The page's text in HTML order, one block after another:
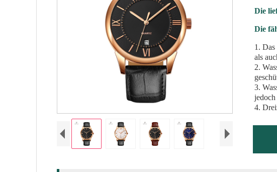
Die
Die
1.
als
2.
3.
4.